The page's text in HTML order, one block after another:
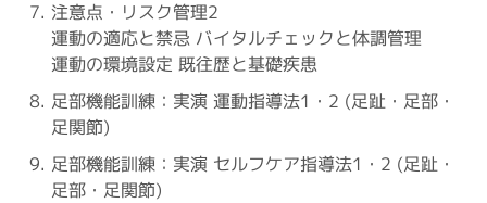
注意点・リスク管理2
運動の適応と禁忌 バイタルチェックと体調管理
運動の環境設定 既往歴と基礎疾患
足部機能訓練：実演 運動指導法1・2 (足趾・足部・
足関節)
足部機能訓練：実演 セルフケア指導法1・2 (足趾・
足部・足関節)